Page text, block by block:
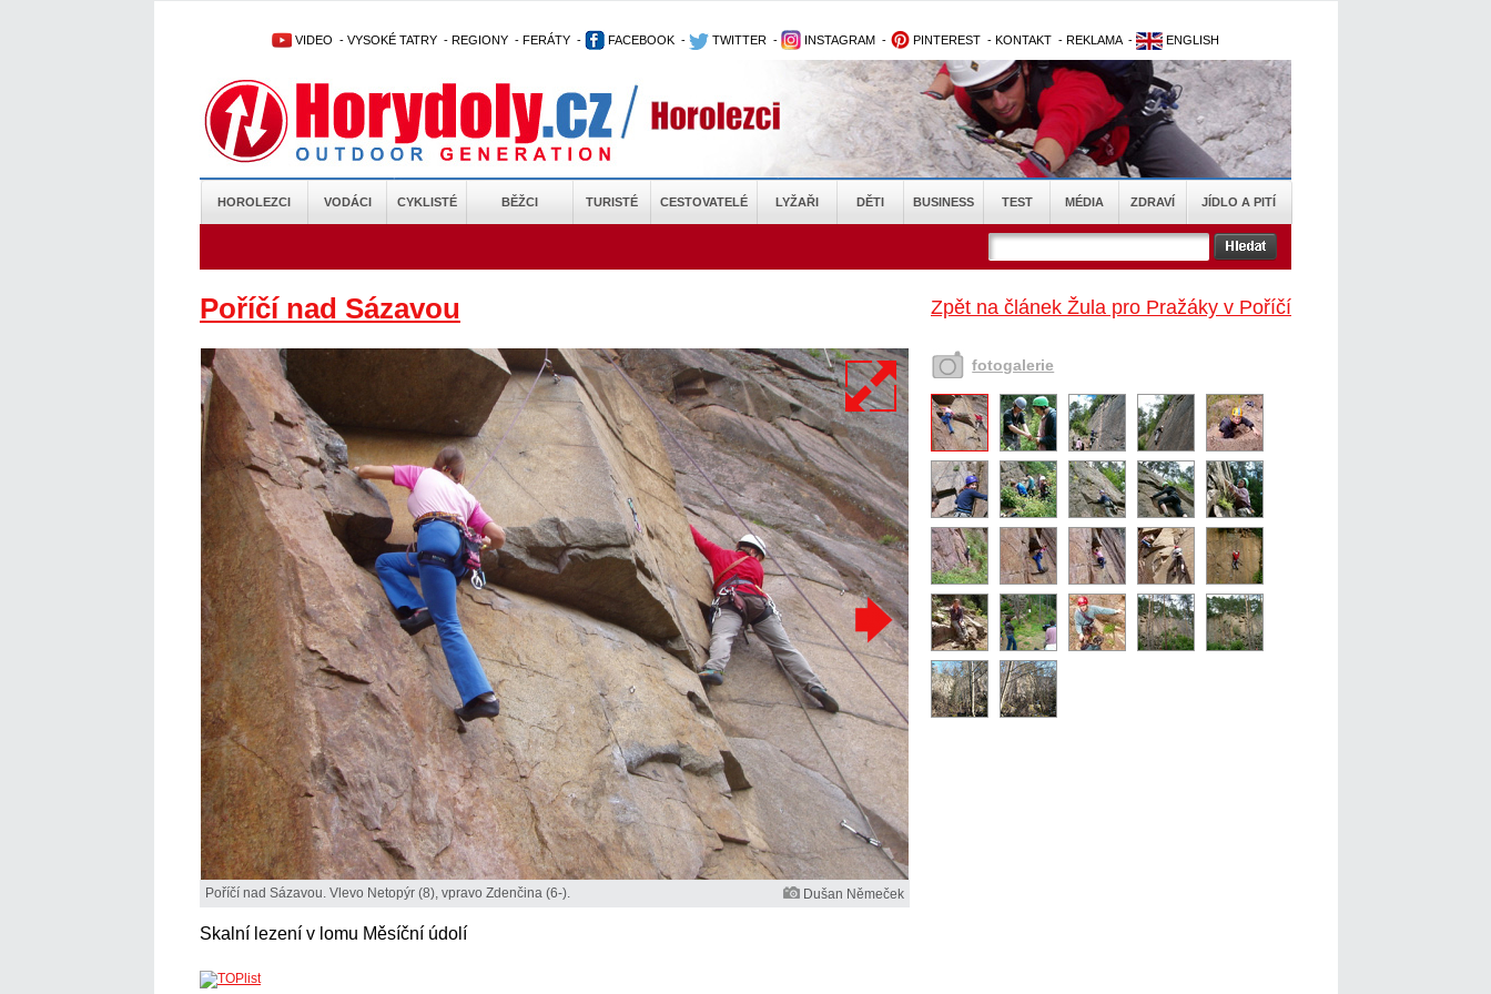
VIDEO - VYSOKÉ TATRY - REGIONY - FERÁTY - FACEBOOK - TWITTER - INSTAGRAM - PINTEREST - KONTAKT - REKLAMA - ENGLISH
HOROLEZCI VODÁCI CYKLISTÉ BĚŽCI TURISTÉ CESTOVATELÉ LYŽAŘI DĚTI BUSINESS TEST MÉDIA ZDRAVÍ JÍDLO A PITÍ
Zpět na článek Žula pro Pražáky v Poříčí
Poříčí nad Sázavou
Poříčí nad Sázavou. Vlevo Netopýr (8), vpravo Zdenčina (6-). Dušan Němeček
Skalní lezení v lomu Měsíční údolí
fotogalerie